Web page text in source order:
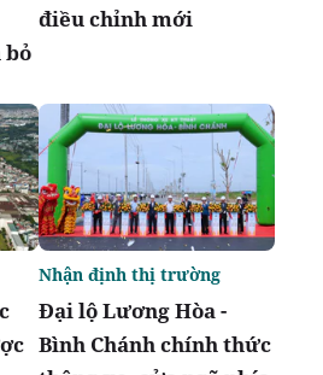
bỏ
điều chỉnh mới
Đại lộ Lương Hòa -
Bình Chánh chính thức
Nhận định thị trường